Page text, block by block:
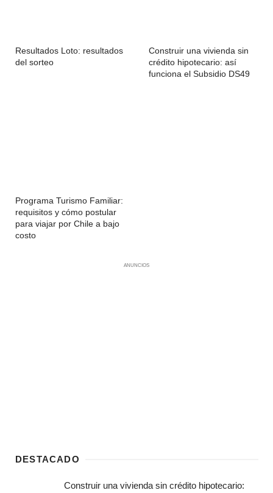
Resultados Loto: resultados
del sorteo
Construir una vivienda sin
crédito hipotecario: así
funciona el Subsidio DS49
Programa Turismo Familiar:
requisitos y cómo postular
para viajar por Chile a bajo
costo
ANUNCIOS
DESTACADO
Construir una vivienda sin crédito hipotecario: